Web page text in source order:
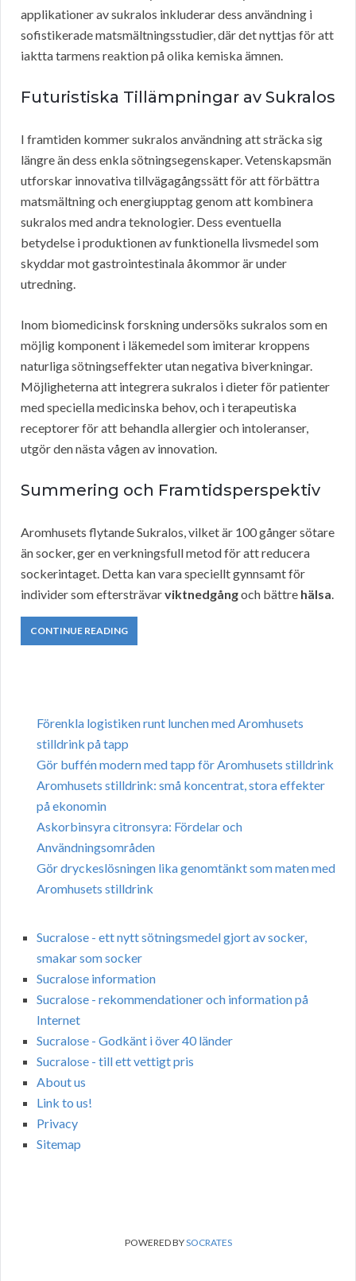
applikationer av sukralos inkluderar dess användning i
sofistikerade matsmältningsstudier, där det nyttjas för att
iaktta tarmens reaktion på olika kemiska ämnen.
Futuristiska Tillämpningar av Sukralos
I framtiden kommer sukralos användning att sträcka sig
längre än dess enkla sötningsegenskaper. Vetenskapsmän
utforskar innovativa tillvägagångssätt för att förbättra
matsmältning och energiupptag genom att kombinera
sukralos med andra teknologier. Dess eventuella
betydelse i produktionen av funktionella livsmedel som
skyddar mot gastrointestinala åkommor är under
utredning.
Inom biomedicinsk forskning undersöks sukralos som en
möjlig komponent i läkemedel som imiterar kroppens
naturliga sötningseffekter utan negativa biverkningar.
Möjligheterna att integrera sukralos i dieter för patienter
med speciella medicinska behov, och i terapeutiska
receptorer för att behandla allergier och intoleranser,
utgör den nästa vågen av innovation.
Summering och Framtidsperspektiv
Aromhusets flytande Sukralos, vilket är 100 gånger sötare
än socker, ger en verkningsfull metod för att reducera
sockerintaget. Detta kan vara speciellt gynnsamt för
individer som eftersträvarviktnedgångoch bättre hälsa.
CONTINUE READING
Förenkla logistiken runt lunchen med Aromhusets
stilldrink på tapp
Gör buffén modern med tapp för Aromhusets stilldrink
Aromhusets stilldrink: små koncentrat, stora effekter
på ekonomin
Askorbinsyra citronsyra: Fördelar och
Användningsområden
Gör dryckeslösningen lika genomtänkt som maten med
Aromhusets stilldrink
Sucralose - ett nytt sötningsmedel gjort av socker,
smakar som socker
Sucralose information
Sucralose - rekommendationer och information på
Internet
Sucralose - Godkänt i över 40 länder
Sucralose - till ett vettigt pris
About us
Link to us!
Privacy
Sitemap
POWERED BYSOCRATES